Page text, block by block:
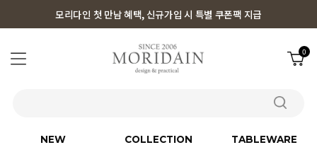
모리다인 첫 만남 혜택, 신규가입 시 특별 쿠폰팩 지급
0
NEW COLLECTION TABLEWARE